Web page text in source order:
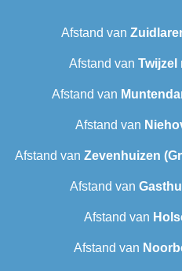
Afstand van
Afstand van Twijzel
Afstand van
Afstand van
Afstand van Zevenhuizen
Afstand van
Afstand van
Afstand van